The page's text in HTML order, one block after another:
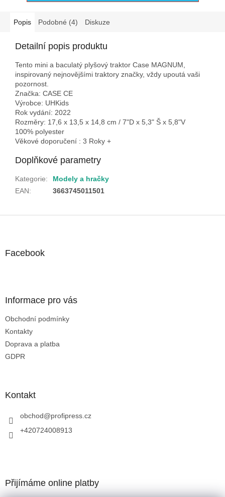
Popis Podobné (4) Diskuze
Detailní popis produktu
Tento mini a baculatý plyšový traktor Case MAGNUM,
inspirovaný nejnovějšími traktory značky, vždy upoutá vaši
pozornost.
Značka: CASE CE
Výrobce: UHKids
Rok vydání: 2022
Rozměry: 17,6 x 13,5 x 14,8 cm / 7"D x 5,3" Š x 5,8"V
100% polyester
Věkové doporučení : 3 Roky +
Doplňkové parametry
Kategorie:
Modely a hračky
EAN: 3663745011501
Facebook
Informace pro vás
Obchodní podmínky
Kontakty
Doprava a platba
GDPR
Kontakt
obchod@profipress.cz
+420724008913
Přijímáme online platby